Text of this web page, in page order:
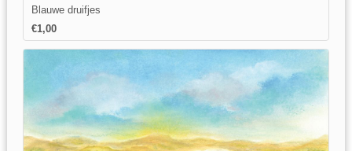
Blauwe druifjes
€1,00